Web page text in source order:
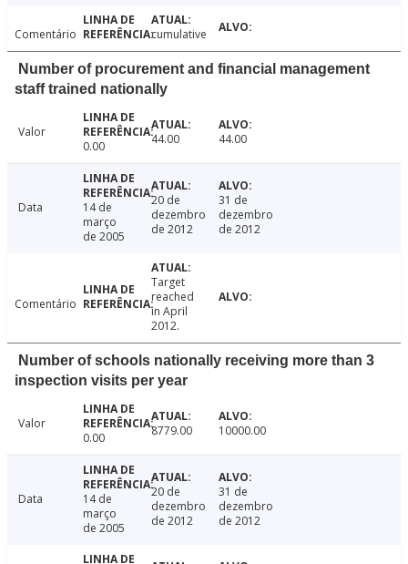
Comentário cumulative
Number of procurement and financial management
staff trained nationally
Valor
0.00
44.00 44.00
Data
14 de
março
de 2005
20 de
dezembro
de 2012
31 de
dezembro
de 2012
Comentário
Target
reached
in April
2012.
Number of schools nationally receiving more than 3
inspection visits per year
Valor
0.00
8779.00 10000.00
Data
14 de
março
de 2005
20 de
dezembro
de 2012
31 de
dezembro
de 2012